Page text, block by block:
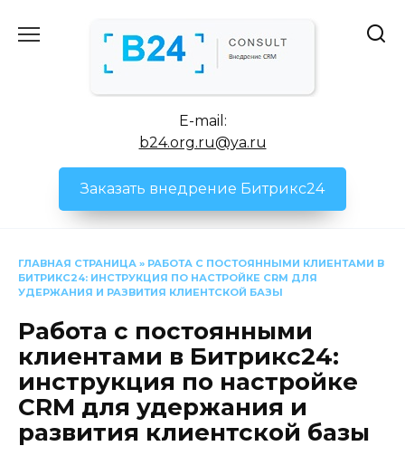
E-mail:
b24.org.ru@ya.ru
Заказать внедрение Битрикс24
ГЛАВНАЯ СТРАНИЦА » РАБОТА С ПОСТОЯННЫМИ КЛИЕНТАМИ В
БИТРИКС24: ИНСТРУКЦИЯ ПО НАСТРОЙКЕ CRM ДЛЯ
УДЕРЖАНИЯ И РАЗВИТИЯ КЛИЕНТСКОЙ БАЗЫ
Работа с постоянными
клиентами в Битрикс24:
инструкция по настройке
CRM для удержания и
развития клиентской базы